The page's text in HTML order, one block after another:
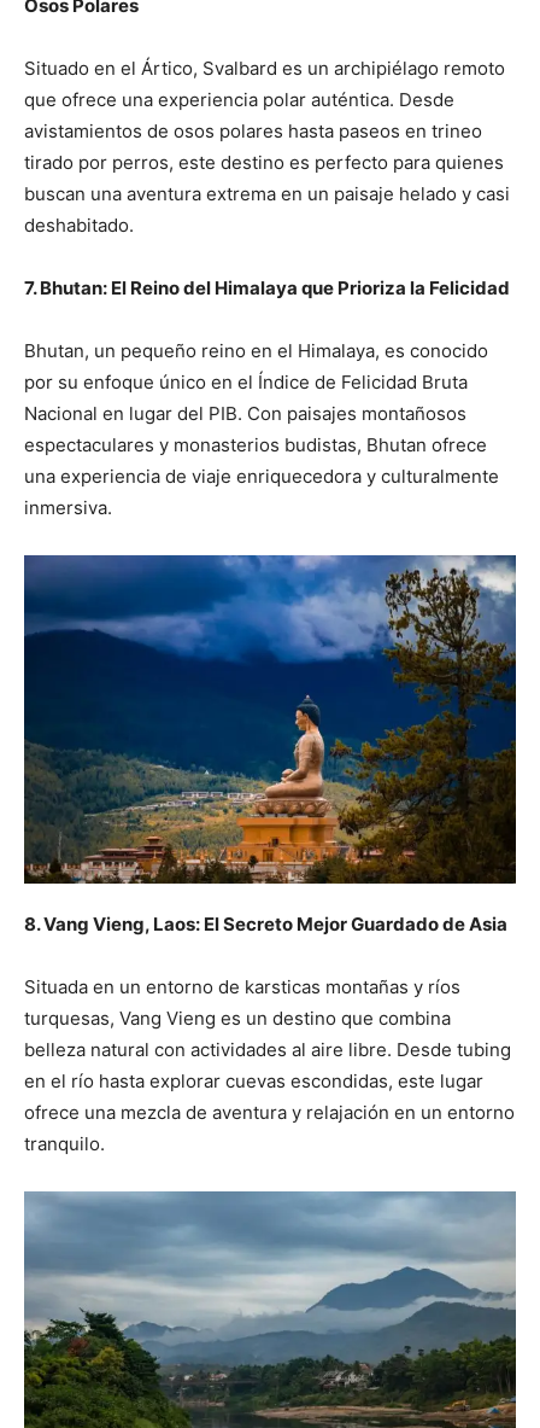
Osos Polares
Situado en el Ártico, Svalbard es un archipiélago remoto
que ofrece una experiencia polar auténtica. Desde
avistamientos de osos polares hasta paseos en trineo
tirado por perros, este destino es perfecto para quienes
buscan una aventura extrema en un paisaje helado y casi
deshabitado.
7. Bhutan: El Reino del Himalaya que Prioriza la Felicidad
Bhutan, un pequeño reino en el Himalaya, es conocido
por su enfoque único en el Índice de Felicidad Bruta
Nacional en lugar del PIB. Con paisajes montañosos
espectaculares y monasterios budistas, Bhutan ofrece
una experiencia de viaje enriquecedora y culturalmente
inmersiva.
8. Vang Vieng, Laos: El Secreto Mejor Guardado de Asia
Situada en un entorno de karsticas montañas y ríos
turquesas, Vang Vieng es un destino que combina
belleza natural con actividades al aire libre. Desde tubing
en el río hasta explorar cuevas escondidas, este lugar
ofrece una mezcla de aventura y relajación en un entorno
tranquilo.